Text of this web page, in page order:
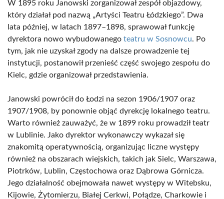
W 1895 roku Janowski zorganizował zespół objazdowy,
który działał pod nazwą „Artyści Teatru Łódzkiego”. Dwa
lata później, w latach 1897–1898, sprawował funkcję
dyrektora nowo wybudowanego teatru w Sosnowcu. Po
tym, jak nie uzyskał zgody na dalsze prowadzenie tej
instytucji, postanowił przenieść część swojego zespołu do
Kielc, gdzie organizował przedstawienia.
Janowski powrócił do Łodzi na sezon 1906/1907 oraz
1907/1908, by ponownie objąć dyrekcję lokalnego teatru.
Warto również zauważyć, że w 1899 roku prowadził teatr
w Lublinie. Jako dyrektor wykonawczy wykazał się
znakomitą operatywnością, organizując liczne występy
również na obszarach wiejskich, takich jak Sielc, Warszawa,
Piotrków, Lublin, Częstochowa oraz Dąbrowa Górnicza.
Jego działalność obejmowała nawet występy w Witebsku,
Kijowie, Żytomierzu, Białej Cerkwi, Połądze, Charkowie i